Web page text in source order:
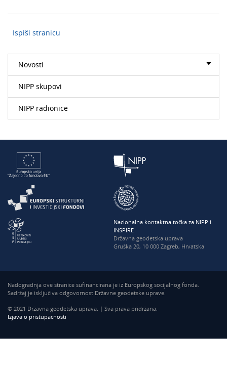
Ispiši stranicu
Novosti
NIPP skupovi
NIPP radionice
Nacionalna kontaktna točka za NIPP i
INSPIRE
Državna geodetska uprava
Gruška 20, 10 000 Zagreb, Hrvatska
Nadogradnja ove stranice sufinancirana je iz Europskog socijalnog fonda.
Sadržaj je isključiva odgovornost Državne geodetske uprave.
© 2021 Državna geodetska uprava. | Sva prava pridržana.
Izjava o pristupačnosti